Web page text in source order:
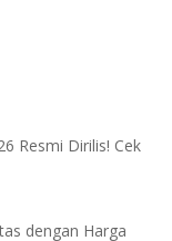
Resmi Dirilis! Cek
dengan Harga